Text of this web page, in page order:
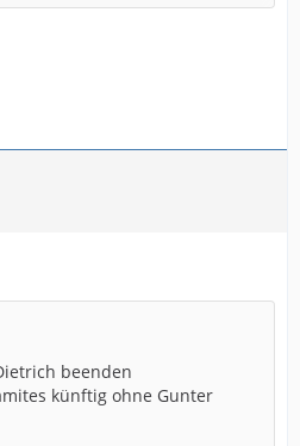
Eschbach agiert- das schreibt
ganz richtig
diesmal wirklich keinen guten
Hörr ist aber auch eine gute
1
- Und das der kleine Kader
geht, ist auch klar
beenden
künftig ohne Gunter